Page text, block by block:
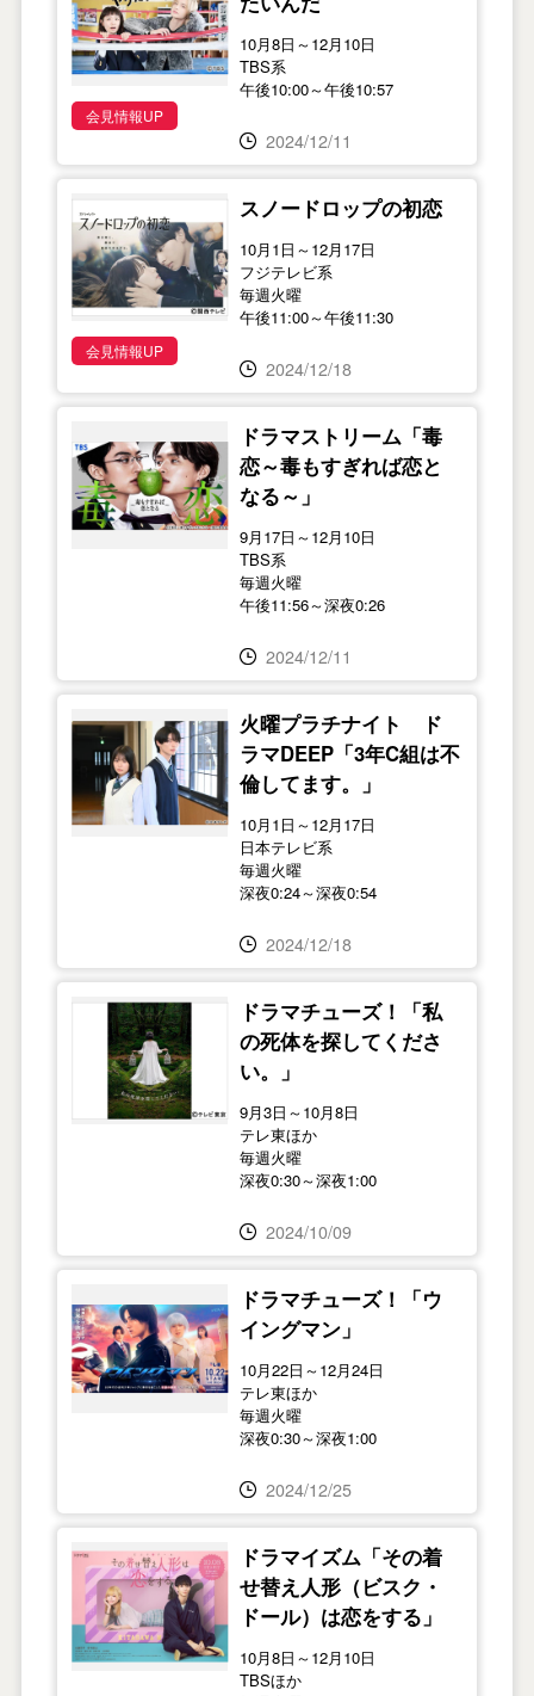
会見情報UP
10月8日～12月10日
TBS系
午後10:00～午後10:57
2024/12/11
会見情報UP
スノードロップの初恋
10月1日～12月17日
フジテレビ系
毎週火曜
午後11:00～午後11:30
2024/12/18
ドラマストリーム「毒
恋～毒もすぎれば恋と
なる～」
9月17日～12月10日
TBS系
毎週火曜
午後11:56～深夜0:26
2024/12/11
火曜プラチナイト ド
ラマDEEP「3年C組は不
倫してます。」
10月1日～12月17日
日本テレビ系
毎週火曜
深夜0:24～深夜0:54
2024/12/18
ドラマチューズ！「私
の死体を探してくださ
い。」
9月3日～10月8日
テレ東ほか
毎週火曜
深夜0:30～深夜1:00
2024/10/09
ドラマチューズ！「ウ
イングマン」
10月22日～12月24日
テレ東ほか
毎週火曜
深夜0:30～深夜1:00
2024/12/25
ドラマイズム「その着
せ替え人形（ビスク・
ドール）は恋をする」
10月8日～12月10日
TBSほか